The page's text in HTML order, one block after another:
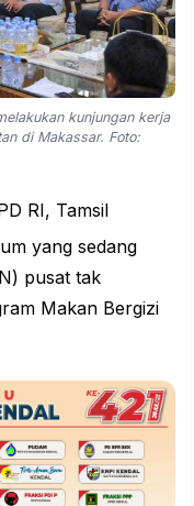
kunjungan kerja
di Makassar. Foto:
RI, Tamsil
yang sedang
pusat tak
Makan Bergizi